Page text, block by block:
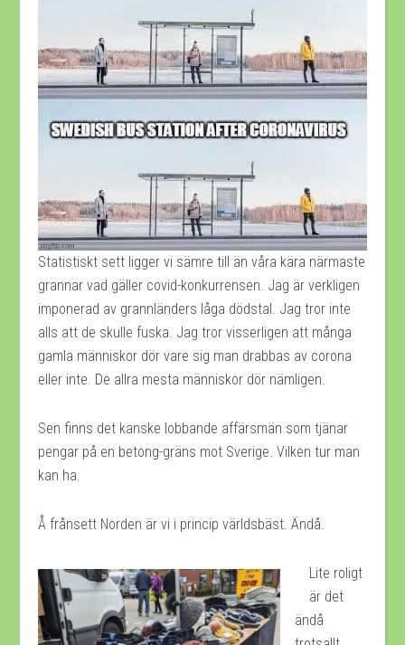
Statistiskt sett ligger vi sämre till än våra kära närmaste
grannar vad gäller covid-konkurrensen. Jag är verkligen
imponerad av grannländers låga dödstal. Jag tror inte
alls att de skulle fuska. Jag tror visserligen att många
gamla människor dör vare sig man drabbas av corona
eller inte. De allra mesta människor dör nämligen.
Sen finns det kanske lobbande affärsmän som tjänar
pengar på en betong-gräns mot Sverige. Vilken tur man
kan ha.
Å frånsett Norden är vi i princip världsbäst. Ändå.
Lite roligt
är det
ändå